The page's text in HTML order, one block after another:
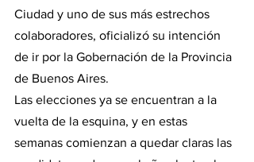
Ciudad y uno de sus más estrechos
colaboradores, oficializó su intención
de ir por la Gobernación de la Provincia
de Buenos Aires.
Las elecciones ya se encuentran a la
vuelta de la esquina, y en estas
semanas comienzan a quedar claras las